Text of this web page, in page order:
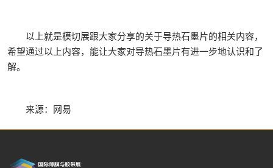
以上就是模切展跟大家分享的关于导热石墨片的相关内容，
希望通过以上内容，能让大家对导热石墨片有进一步地认识和了
解。
来源：网易